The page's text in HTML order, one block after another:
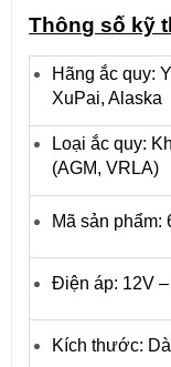
Thông số kỹ
Hãng ắc quy:
XuPai, Alaska
Loại ắc quy:
(AGM, VRLA)
Mã sản phẩm:
Điện áp: 12V
Kích thước: